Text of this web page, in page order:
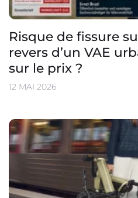
Risque de fissure
revers d’un VAE
sur le prix ?
12 MAI 2026